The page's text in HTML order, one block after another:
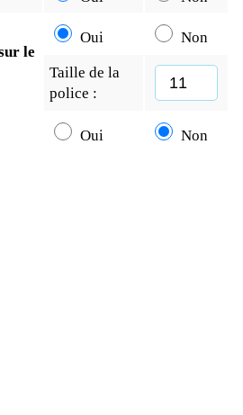
le
Oui Non
Taille de la
police :
Oui Non